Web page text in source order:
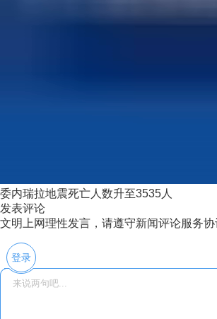
委内瑞拉地震死亡人数升至3535人
发表评论
文明上网理性发言，请遵守新闻评论服务协
登录